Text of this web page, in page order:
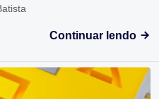
Continuar lendo